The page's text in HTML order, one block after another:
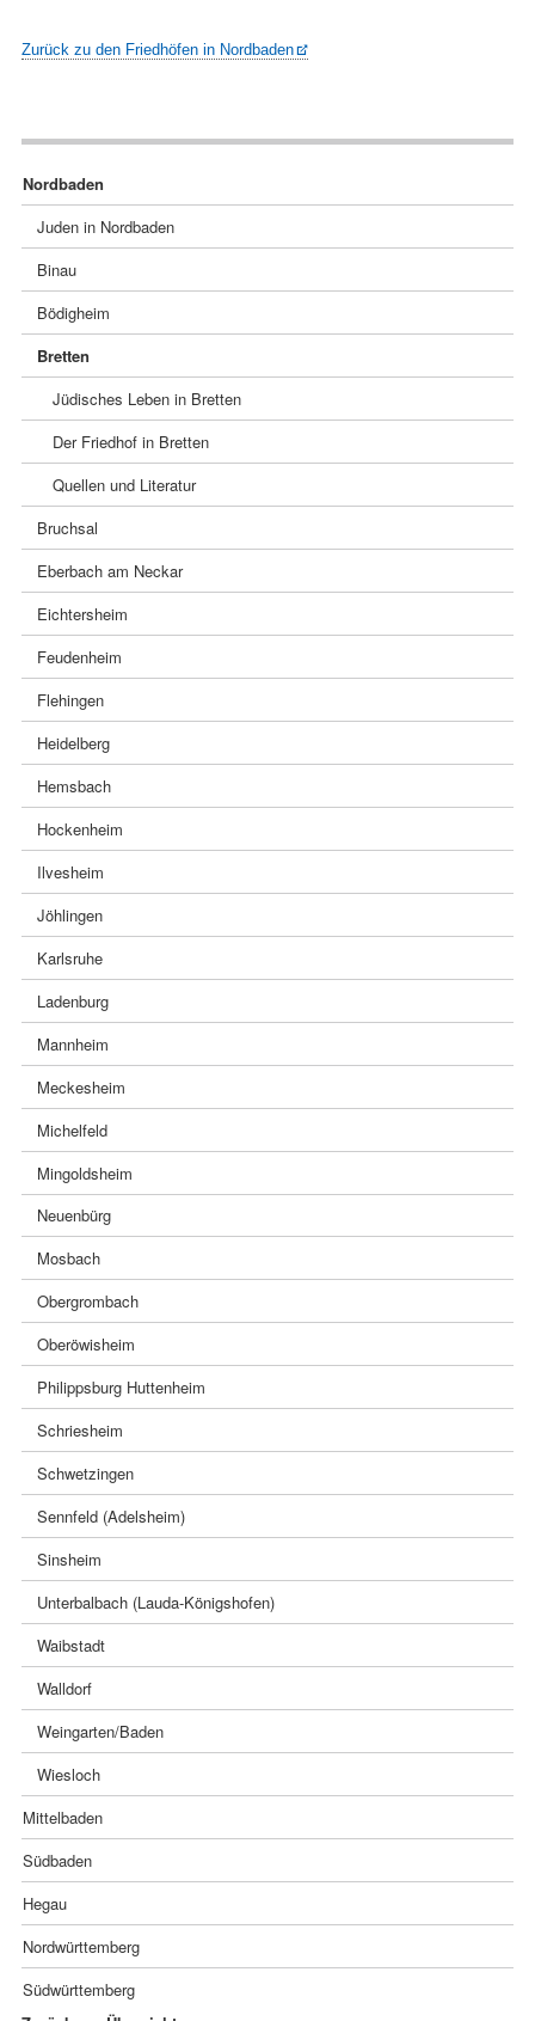
Zurück zu den Friedhöfen in Nordbaden
Navigation
überspringen
Nordbaden
Juden in Nordbaden
Binau
Bödigheim
Bretten
Jüdisches Leben in Bretten
Der Friedhof in Bretten
Quellen und Literatur
Bruchsal
Eberbach am Neckar
Eichtersheim
Feudenheim
Flehingen
Heidelberg
Hemsbach
Hockenheim
Ilvesheim
Jöhlingen
Karlsruhe
Ladenburg
Mannheim
Meckesheim
Michelfeld
Mingoldsheim
Neuenbürg
Mosbach
Obergrombach
Oberöwisheim
Philippsburg Huttenheim
Schriesheim
Schwetzingen
Sennfeld (Adelsheim)
Sinsheim
Unterbalbach (Lauda-Königshofen)
Waibstadt
Walldorf
Weingarten/Baden
Wiesloch
Mittelbaden
Südbaden
Hegau
Nordwürttemberg
Südwürttemberg